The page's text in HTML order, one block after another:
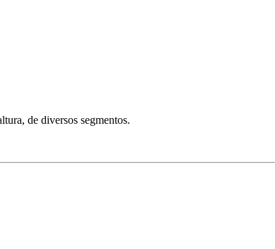
de diversos segmentos.